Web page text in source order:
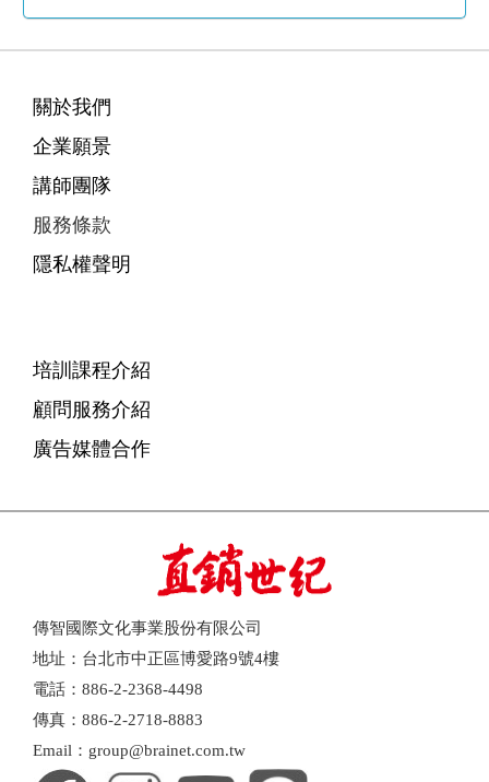
關於我們
企業願景
講師團隊
服務條款
隱私權聲明
培訓課程介紹
顧問服務介紹
廣告媒體合作
傳智國際文化事業股份有限公司
地址：台北市中正區博愛路9號4樓
電話：886-2-2368-4498
傳真：886-2-2718-8883
Email：group@brainet.com.tw